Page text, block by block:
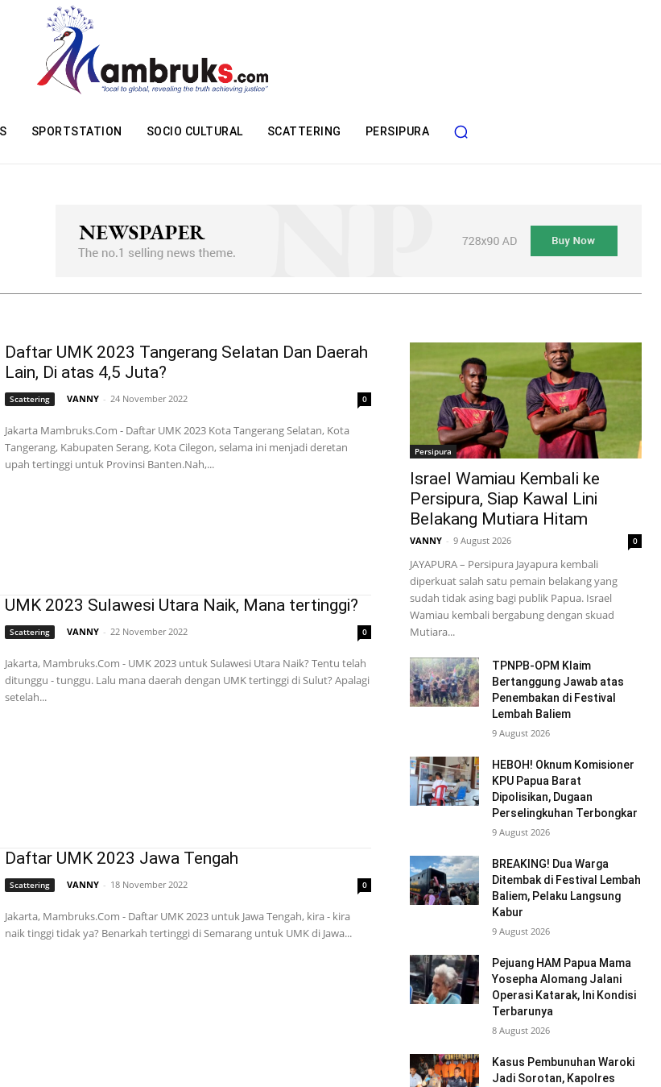
SPORTSTATION SOCIO CULTURAL SCATTERING PERSIPURA
Daftar UMK 2023 Tangerang Selatan Dan Daerah
Lain, Di atas 4,5 Juta?
Scattering VANNY - 24 November 2022 0
Jakarta Mambruks.Com - Daftar UMK 2023 Kota Tangerang Selatan, Kota
Tangerang, Kabupaten Serang, Kota Cilegon, selama ini menjadi deretan
upah tertinggi untuk Provinsi Banten.Nah,...
UMK 2023 Sulawesi Utara Naik, Mana tertinggi?
Scattering VANNY - 22 November 2022 0
Jakarta, Mambruks.Com - UMK 2023 untuk Sulawesi Utara Naik? Tentu telah
ditunggu - tunggu. Lalu mana daerah dengan UMK tertinggi di Sulut? Apalagi
setelah...
Daftar UMK 2023 Jawa Tengah
Scattering VANNY - 18 November 2022 0
Jakarta, Mambruks.Com - Daftar UMK 2023 untuk Jawa Tengah, kira - kira
naik tinggi tidak ya? Benarkah tertinggi di Semarang untuk UMK di Jawa...
Persipura
Israel Wamiau Kembali ke
Persipura, Siap Kawal Lini
Belakang Mutiara Hitam
VANNY - 9 August 2026 0
JAYAPURA – Persipura Jayapura kembali
diperkuat salah satu pemain belakang yang
sudah tidak asing bagi publik Papua. Israel
Wamiau kembali bergabung dengan skuad
Mutiara...
TPNPB-OPM Klaim
Bertanggung Jawab atas
Penembakan di Festival
Lembah Baliem
9 August 2026
HEBOH! Oknum Komisioner
KPU Papua Barat
Dipolisikan, Dugaan
Perselingkuhan Terbongkar
9 August 2026
BREAKING! Dua Warga
Ditembak di Festival Lembah
Baliem, Pelaku Langsung
Kabur
9 August 2026
Pejuang HAM Papua Mama
Yosepha Alomang Jalani
Operasi Katarak, Ini Kondisi
Terbarunya
8 August 2026
Kasus Pembunuhan Waroki
Jadi Sorotan, Kapolres